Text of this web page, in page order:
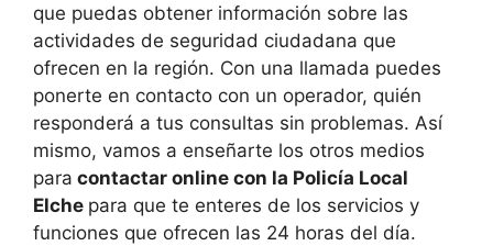
que puedas obtener información sobre las
actividades de seguridad ciudadana que
ofrecen en la región. Con una llamada puedes
ponerte en contacto con un operador, quién
responderá a tus consultas sin problemas. Así
mismo, vamos a enseñarte los otros medios
para contactar online con la Policía Local
Elche para que te enteres de los servicios y
funciones que ofrecen las 24 horas del día.